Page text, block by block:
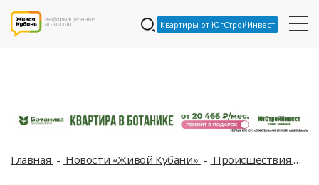
Квартиры от ЮгСтройИнвест
Главная Новости «Живой Кубани» Происшествия